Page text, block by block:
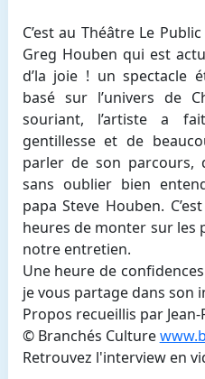
C’est au Théâtre Le
Greg Houben qui est
d’la joie ! un spectacle
basé sur l’univers de
souriant, l’artiste a
gentillesse et de
parler de son parcours,
sans oublier bien
papa Steve Houben.
heures de monter sur les
notre entretien.
Une heure de
je vous partage dans son
Propos recueillis par
© Branchés Culture
Retrouvez l'interview en